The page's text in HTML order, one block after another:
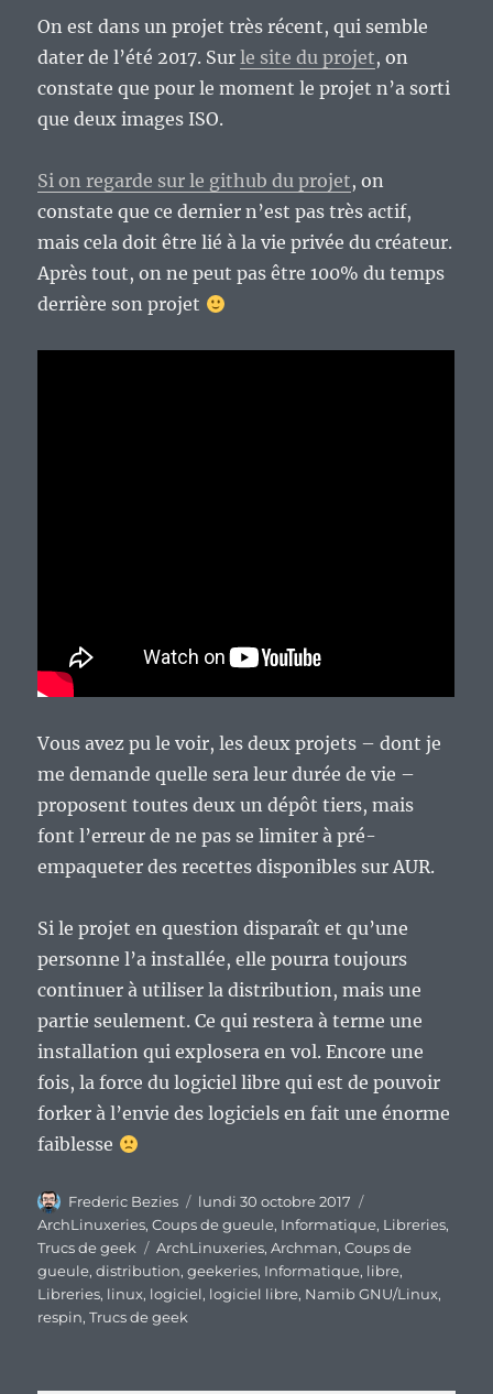
On est dans un projet très récent, qui semble
dater de l’été 2017. Surle site du projet, on
constate que pour le moment le projet n’a sorti
que deux images ISO.
Si on regarde sur le github du projet, on
constate que ce dernier n’est pas très actif,
mais cela doit être lié à la vie privée du créateur.
Après tout, on ne peut pas être 100% du temps
derrière son projet
Vous avez pu le voir, les deux projets – dont je
me demande quelle sera leur durée de vie –
proposent toutes deux un dépôt tiers, mais
font l’erreur de ne pas se limiter à pré-
empaqueter des recettes disponibles sur AUR.
Si le projet en question disparaît et qu’une
personne l’a installée, elle pourra toujours
continuer à utiliser la distribution, mais une
partie seulement. Ce qui restera à terme une
installation qui explosera en vol. Encore une
fois, la force du logiciel libre qui est de pouvoir
forker à l’envie des logiciels en fait une énorme
faiblesse
Auteur
Frederic Bezies
Publié
le
lundi 30 octobre 2017
ArchLinuxeries,Coups de gueule, Informatique, Libreries,
Trucs de geek
Étiquettes
ArchLinuxeries,Archman,Coups de
gueule,distribution,geekeries, Informatique, libre,
Libreries, linux, logiciel, logiciel libre, Namib GNU/Linux,
respin,Trucs de geek